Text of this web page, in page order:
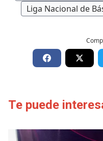
Liga Nacional de
Te puede